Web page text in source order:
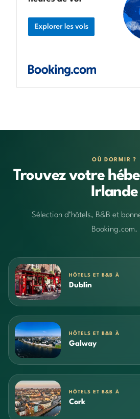
OÙ DORMIR ?
Trouvez votre
Irlande
Sélection d’hôtels, B&B et
Booking.com.
HÔTELS ET B&B À
Dublin
HÔTELS ET B&B À
Galway
HÔTELS ET B&B À
Cork